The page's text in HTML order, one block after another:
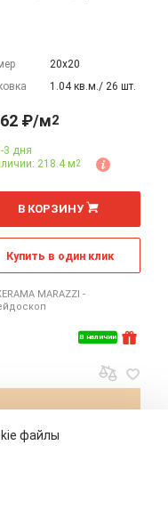
20х20
1.04 кв.м./ 26 шт.
В наличии
₽/м2
3 дня
218.4 м2
м
В КОРЗИНУ
Купить в один клик
MARAZZI -
файлы